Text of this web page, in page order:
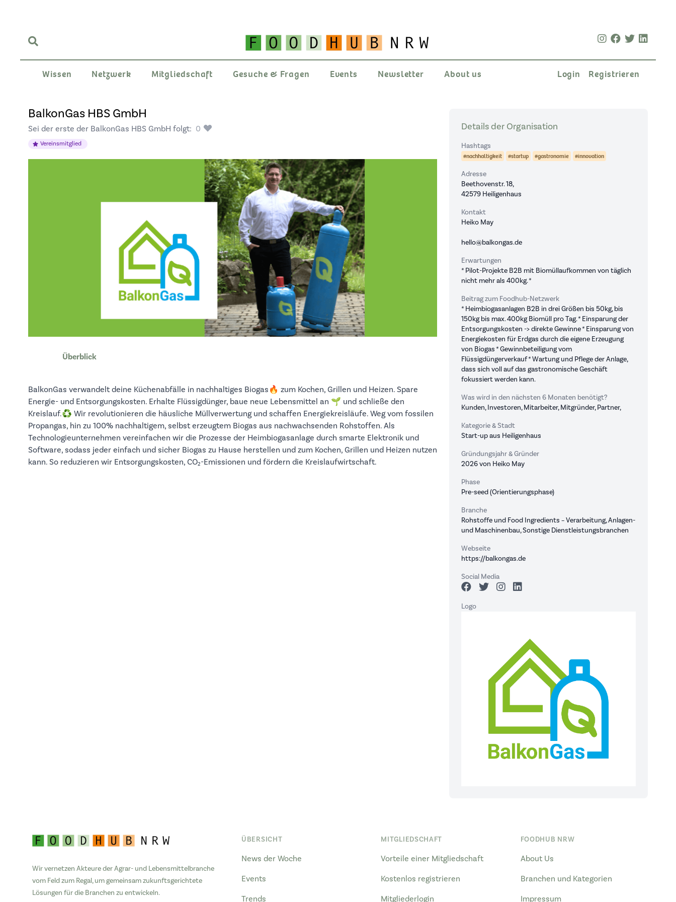
Wissen Netzwerk Mitgliedschaft Gesuche & Fragen Events Newsletter About us Login Registrieren
BalkonGas HBS GmbH
Sei der erste der BalkonGas HBS GmbH folgt: 0
Vereinsmitglied
Überblick
BalkonGas verwandelt deine Küchenabfälle in nachhaltiges Biogas🔥 zum Kochen, Grillen und Heizen. Spare
Energie- und Entsorgungskosten. Erhalte Flüssigdünger, baue neue Lebensmittel an 🌱 und schließe den
Kreislauf.♻️ Wir revolutionieren die häusliche Müllverwertung und schaffen Energiekreisläufe. Weg vom fossilen
Propangas, hin zu 100% nachhaltigem, selbst erzeugtem Biogas aus nachwachsenden Rohstoffen. Als
Technologieunternehmen vereinfachen wir die Prozesse der Heimbiogasanlage durch smarte Elektronik und
Software, sodass jeder einfach und sicher Biogas zu Hause herstellen und zum Kochen, Grillen und Heizen nutzen
kann. So reduzieren wir Entsorgungskosten, CO₂-Emissionen und fördern die Kreislaufwirtschaft.
Details der Organisation
Hashtags
#nachhaltigkeit #startup #gastronomie #innovation
Adresse
Beethovenstr. 18,
42579 Heiligenhaus
Kontakt
Heiko May
hello@balkongas.de
Erwartungen
* Pilot-Projekte B2B mit Biomüllaufkommen von täglich
nicht mehr als 400kg. *
Beitrag zum Foodhub-Netzwerk
* Heimbiogasanlagen B2B in drei Größen bis 50kg, bis
150kg bis max. 400kg Biomüll pro Tag. * Einsparung der
Entsorgungskosten -> direkte Gewinne * Einsparung von
Energiekosten für Erdgas durch die eigene Erzeugung
von Biogas * Gewinnbeteiligung vom
Flüssigdüngerverkauf * Wartung und Pflege der Anlage,
dass sich voll auf das gastronomische Geschäft
fokussiert werden kann.
Was wird in den nächsten 6 Monaten benötigt?
Kunden, Investoren, Mitarbeiter, Mitgründer, Partner,
Kategorie & Stadt
Start-up aus Heiligenhaus
Gründungsjahr & Gründer
2026 von Heiko May
Phase
Pre-seed (Orientierungsphase)
Branche
Rohstoffe und Food Ingredients – Verarbeitung, Anlagen-
und Maschinenbau, Sonstige Dienstleistungsbranchen
Webseite
https://balkongas.de
Social Media
Logo
Wir vernetzen Akteure der Agrar- und Lebensmittelbranche
vom Feld zum Regal, um gemeinsam zukunftsgerichtete
Lösungen für die Branchen zu entwickeln.
ÜBERSICHT
News der Woche
Events
Trends
MITGLIEDSCHAFT
Vorteile einer Mitgliedschaft
Kostenlos registrieren
Mitgliederlogin
FOODHUB NRW
About Us
Branchen und Kategorien
Impressum